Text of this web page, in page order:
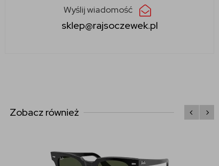
Wyślij wiadomość
sklep@rajsoczewek.pl
Zobacz również